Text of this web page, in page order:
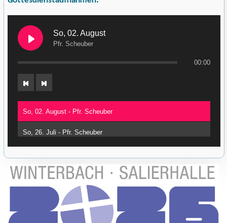
So, 02. August
Pfr. Scheuber
00:00
So, 02. August - Pfr. Scheuber
So, 26. Juli - Pfr. Scheuber
So, 21. Juni, 11-Uhr-Gottesdienst - Pfr. Scheuber
So, 14. Juni - Pfr. Baumgärtner
So, 07. Juni - Pfrin. Eßlinger